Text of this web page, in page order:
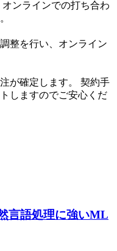
ンラインでの打ち合わ
整を行い、オンライン
が確定します。 契約手
しますのでご安心くだ
言語処理に強いML